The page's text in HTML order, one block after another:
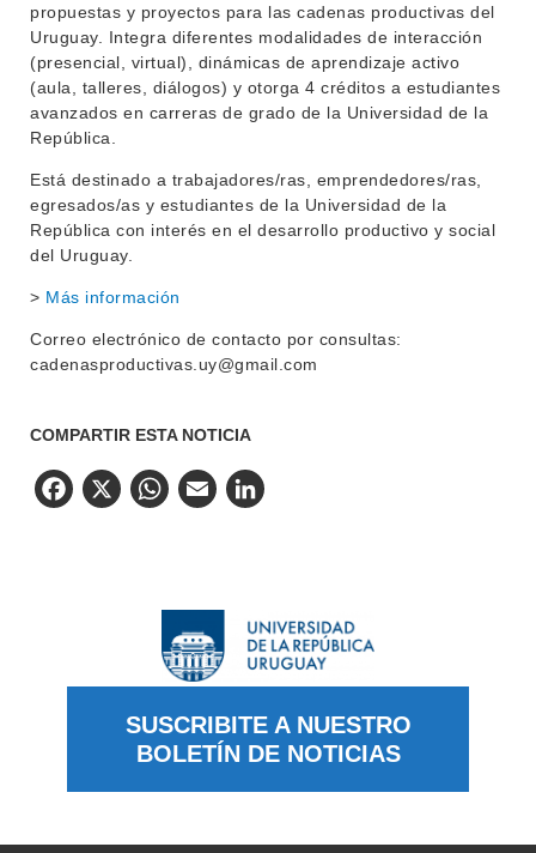
NOTICIAS
CONTACTO
propuestas y proyectos para las cadenas productivas del
Uruguay. Integra diferentes modalidades de interacción
(presencial, virtual), dinámicas de aprendizaje activo
(aula, talleres, diálogos) y otorga 4 créditos a estudiantes
avanzados en carreras de grado de la Universidad de la
República.
Está destinado a trabajadores/ras, emprendedores/ras,
egresados/as y estudiantes de la Universidad de la
República con interés en el desarrollo productivo y social
del Uruguay.
> Más información
Correo electrónico de contacto por consultas:
cadenasproductivas.uy@gmail.com
COMPARTIR ESTA NOTICIA
Facebook
X WhatsApp
Email
SUSCRIBITE A NUESTRO
BOLETÍN DE NOTICIAS